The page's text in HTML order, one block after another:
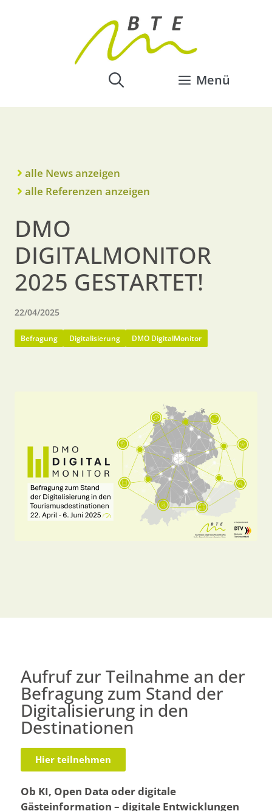
Menü
alle News anzeigen
alle Referenzen anzeigen
DMO
DIGITALMONITOR
2025 GESTARTET!
22/04/2025
Befragung Digitalisierung DMO DigitalMonitor
Aufruf zur Teilnahme an der
Befragung zum Stand der
Digitalisierung in den
Destinationen
Hier teilnehmen
Ob KI, Open Data oder digitale
Gästeinformation – digitale Entwicklungen